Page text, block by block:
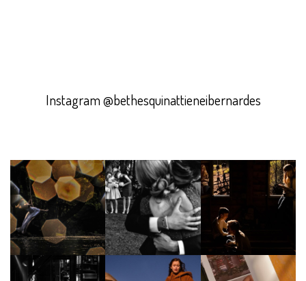
Instagram @bethesquinattieneibernardes